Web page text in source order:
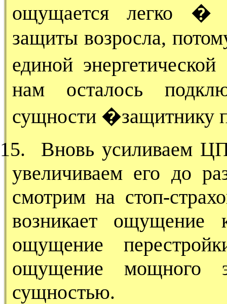
ощущается легко �
защиты возросла,
единой
нам осталось
сущности �защитнику
15.
Вновь усиливаем
увеличиваем его до
смотрим на стоп-
возникает ощущение
ощущение
ощущение мощного
сущностью.